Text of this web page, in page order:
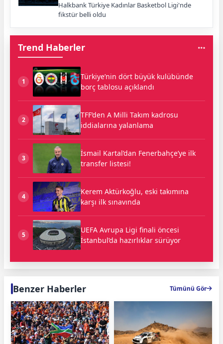
Halkbank Türkiye Kadınlar Basketbol Ligi'nde
fikstür belli oldu
Trend Haberler
1
Türkiye’nin dört büyük kulübünde
borç tablosu açıklandı
2
TFF’den A Milli Takım kadrosu
iddialarına yalanlama
3
İsmail Kartal’dan Fenerbahçe’ye ilk
transfer listesi!
4
Kerem Aktürkoğlu, eski takımına
karşı ilk sınavında
5
UEFA Avrupa Ligi finali öncesi
İstanbul’da hazırlıklar sürüyor
Benzer Haberler Tümünü Gör